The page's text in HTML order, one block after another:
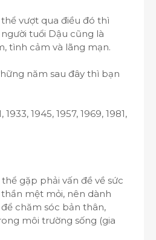
vượt qua điều đó thì
tuổi Dậu cũng là
tình cảm và lãng mạn.
năm sau đây thì bạn
1933, 1945, 1957, 1969, 1981,
gặp phải vấn đề về sức
mệt mỏi, nên dành
chăm sóc bản thân,
môi trường sống (gia